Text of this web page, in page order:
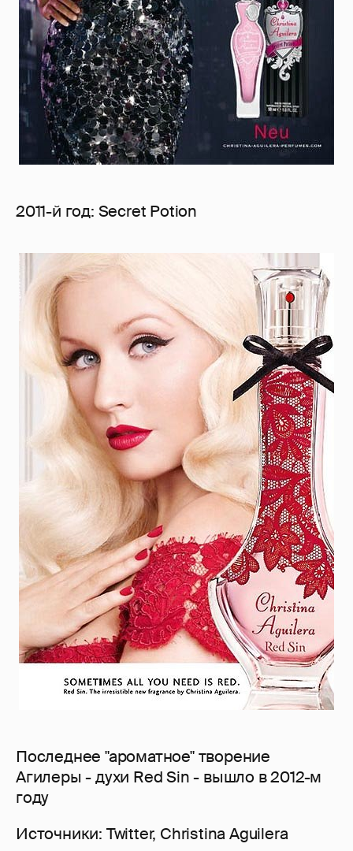
2011-й год: Secret Potion
Последнее "ароматное" творение
Агилеры - духи Red Sin - вышло в 2012-м
году
Источники: Twitter, Christina Aguilera